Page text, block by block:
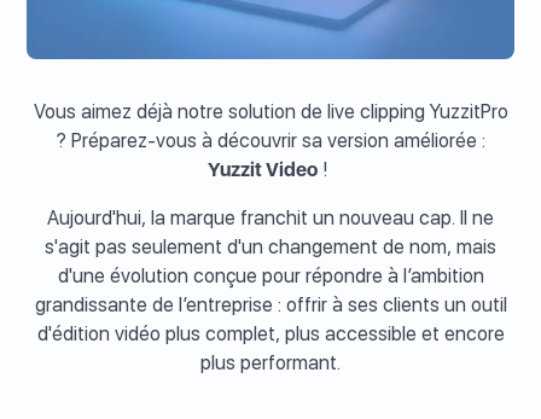
Vous aimez déjà notre solution de live clipping YuzzitPro
? Préparez-vous à découvrir sa version améliorée :
Yuzzit Video !
Aujourd'hui, la marque franchit un nouveau cap. Il ne
s'agit pas seulement d'un changement de nom, mais
d'une évolution conçue pour répondre à l’ambition
grandissante de l’entreprise : offrir à ses clients un outil
d'édition vidéo plus complet, plus accessible et encore
plus performant.